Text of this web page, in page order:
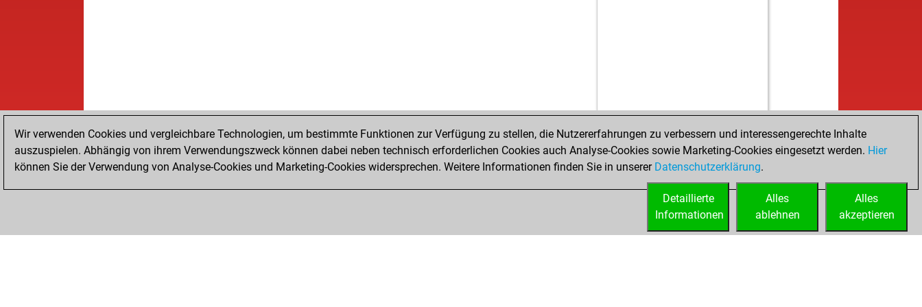
STARTSEITE
Wir verwenden Cookies und vergleichbare Technologien, um bestimmte Funktionen zur Verfügung zu stellen, die Nutzererfahrungen zu verbessern und interessengerechte Inhalte
auszuspielen. Abhängig von ihrem Verwendungszweck können dabei neben technisch erforderlichen Cookies auch Analyse-Cookies sowie Marketing-Cookies eingesetzt werden. Hier
können Sie der Verwendung von Analyse-Cookies und Marketing-Cookies widersprechen. Weitere Informationen finden Sie in unserer Datenschutzerklärung.
Alles
akzeptieren
Alles
ablehnen
Detaillierte
Informationen